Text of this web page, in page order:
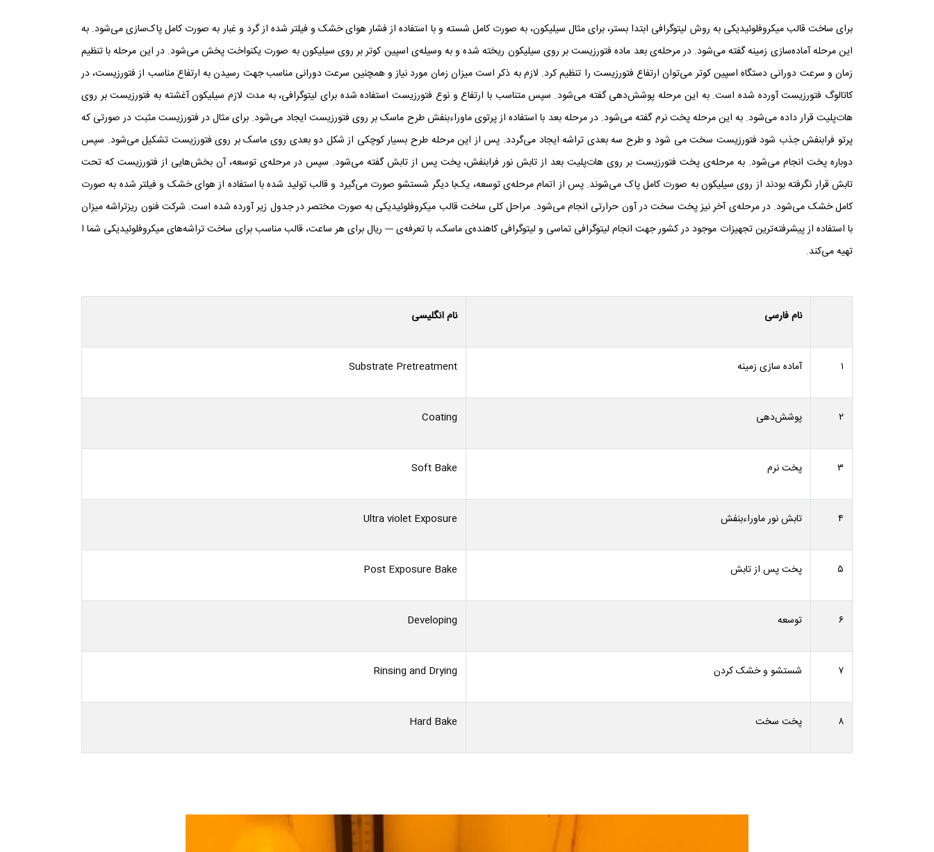
برای ساخت قالب میکروفلوئیدیکی به روش لیتوگرافی ابتدا بستر، برای مثال سیلیکون، به صورت کامل شسته و با استفاده از فشار هوای خشک و فیلتر شده از گرد و غبار به صورت کامل پاک‌سازی می‌شود. به
این مرحله آماده‌سازی زمینه گفته می‌شود. در مرحله‌ی بعد ماده فتورزیست بر روی سیلیکون ریخته شده و به وسیله‌ی اسپین کوتر بر روی سیلیکون به صورت یکنواخت پخش می‌شود. در این مرحله با تنظیم
زمان و سرعت دورانی دستگاه اسپین کوتر می‌توان ارتفاع فتورزیست را تنظیم کرد. لازم به ذکر است میزان زمان مورد نیاز و همچنین سرعت دورانی مناسب جهت رسیدن به ارتفاع مناسب از فتورزیست، در
کاتالوگ فتورزیست آورده شده است. به این مرحله پوشش‌دهی گفته می‌شود. سپس متناسب با ارتفاع و نوع فتورزیست استفاده شده برای لیتوگرافی، به مدت لازم سیلیکون آغشته به فتورزیست بر روی
هات‌پلیت قرار داده می‌شود. به این مرحله پخت نرم گفته می‌شود. در مرحله بعد با استفاده از پرتوی ماوراءبنفش طرح ماسک بر روی فتورزیست ایجاد می‌شود. برای مثال در فتورزیست مثبت در صورتی که
پرتو فرابنفش جذب شود فتورزیست سخت می شود و طرح سه بعدی تراشه ایجاد می‌گردد. پس از این مرحله طرح بسیار کوچکی از شکل دو بعدی روی ماسک بر روی فتورزیست تشکیل می‌شود. سپس
دوباره پخت انجام می‌شود. به مرحله‌ی پخت فتورزیست بر روی هات‌پلیت بعد از تابش نور فرابنفش، پخت پس از تابش گفته می‌شود. سپس در مرحله‌ی توسعه، آن بخش‌هایی از فتورزیست که تحت
تابش قرار نگرفته بودند از روی سیلیکون به صورت کامل پاک می‌شوند. پس از اتمام مرحله‌ی توسعه، یک‌با دیگر شستشو صورت می‌گیرد و قالب تولید شده با استفاده از هوای خشک و فیلتر شده به صورت
کامل خشک می‌شود. در مرحله‌ی آخر نیز پخت سخت در آون حرارتی انجام می‌شود. مراحل کلی ساخت قالب میکروفلوئیدیکی به صورت مختصر در جدول زیر آورده شده است. شرکت فنون ریزتراشه میزان
با استفاده از پیشرفته‌ترین تجهیزات موجود در کشور جهت انجام لیتوگرافی تماسی و لیتوگرافی کاهنده‌ی ماسک، با تعرفه‌ی --- ریال برای هر ساعت، قالب مناسب برای ساخت تراشه‌های میکروفلوئیدیکی شما ا
تهیه می‌کند.
نام فارسی نام انگلیسی
۱ آماده سازی زمینه Substrate Pretreatment
۲ پوشش‌دهی Coating
۳ پخت نرم Soft Bake
۴ تابش نور ماوراءبنفش Ultra violet Exposure
۵ پخت پس از تابش Post Exposure Bake
۶ توسعه Developing
۷ شستشو و خشک کردن Rinsing and Drying
۸ پخت سخت Hard Bake